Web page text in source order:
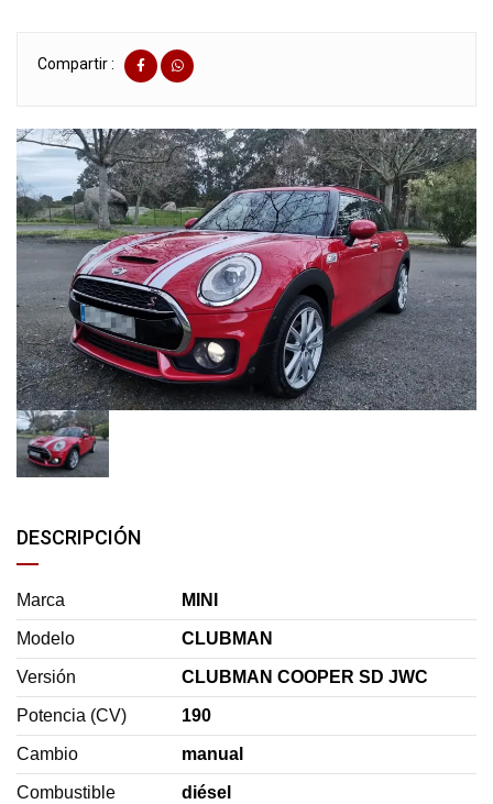
Compartir :
DESCRIPCIÓN
Marca MINI
Modelo CLUBMAN
Versión CLUBMAN COOPER SD JWC
Potencia (CV) 190
Cambio manual
Combustible diésel